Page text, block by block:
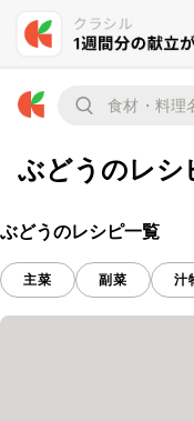
ぶどうのレシ
ぶどうのレシピ一覧
主菜 副菜 汁